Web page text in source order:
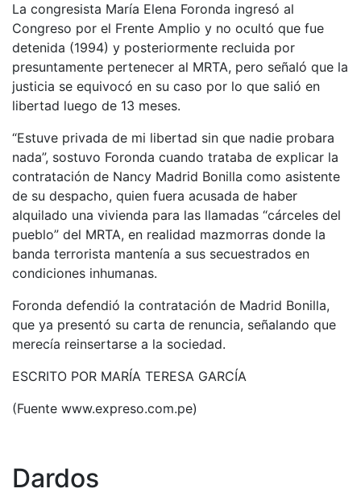
La congresista María Elena Foronda ingresó al
Congreso por el Frente Amplio y no ocultó que fue
detenida (1994) y posteriormente recluida por
presuntamente pertenecer al MRTA, pero señaló que la
justicia se equivocó en su caso por lo que salió en
libertad luego de 13 meses.
“Estuve privada de mi libertad sin que nadie probara
nada”, sostuvo Foronda cuando trataba de explicar la
contratación de Nancy Madrid Bonilla como asistente
de su despacho, quien fuera acusada de haber
alquilado una vivienda para las llamadas “cárceles del
pueblo” del MRTA, en realidad mazmorras donde la
banda terrorista mantenía a sus secuestrados en
condiciones inhumanas.
Foronda defendió la contratación de Madrid Bonilla,
que ya presentó su carta de renuncia, señalando que
merecía reinsertarse a la sociedad.
ESCRITO POR MARÍA TERESA GARCÍA
(Fuente www.expreso.com.pe)
Dardos